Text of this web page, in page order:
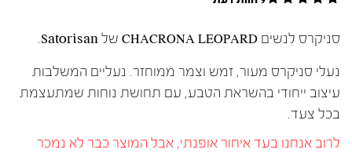
סניקרס לנשים CHACRONA LEOPARD של Satorisan.
נעלי סניקרס מעור, זמש וצמר ממוחזר. נעליים המשלבות
עיצוב ייחודי בהשראת הטבע, עם תחושת נוחות שמתעצמת
בכל צעד.
לרוב אנחנו בעד איחור אופנתי, אבל המוצר כבר לא נמכר